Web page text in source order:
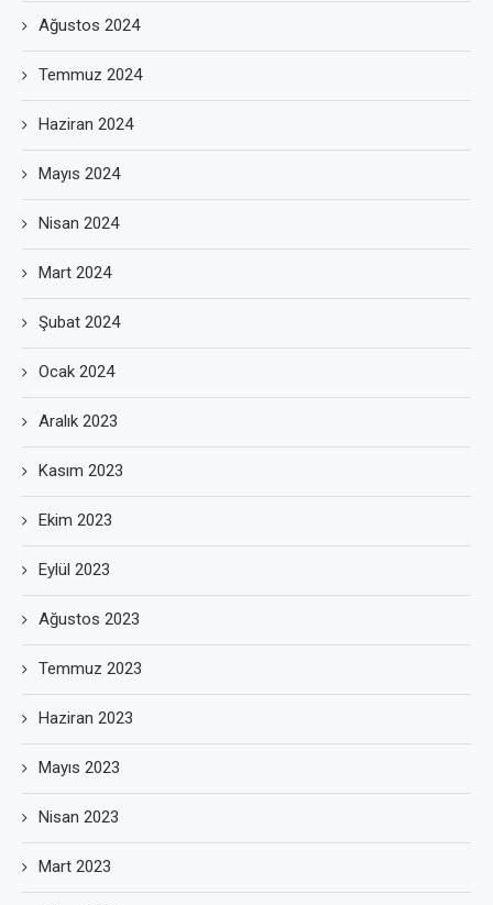
Ağustos 2024
Temmuz 2024
Haziran 2024
Mayıs 2024
Nisan 2024
Mart 2024
Şubat 2024
Ocak 2024
Aralık 2023
Kasım 2023
Ekim 2023
Eylül 2023
Ağustos 2023
Temmuz 2023
Haziran 2023
Mayıs 2023
Nisan 2023
Mart 2023